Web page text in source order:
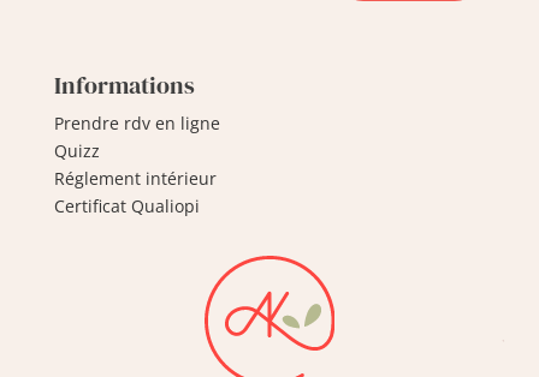
Informations
Prendre rdv en ligne
Quizz
Réglement intérieur
Certificat Qualiopi